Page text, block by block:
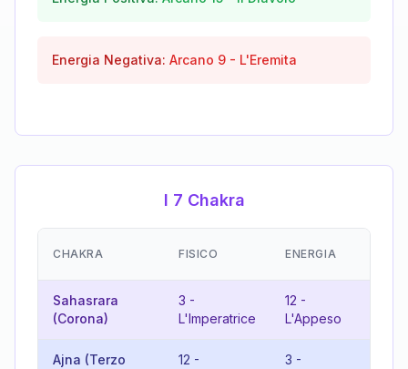
Energia Negativa: Arcano 9 - L'Eremita
I 7 Chakra
CHAKRA FISICO ENERGIA
Sahasrara
(Corona)
3 -
L'Imperatrice
12 -
L'Appeso
Ajna (Terzo
12 -
3 -